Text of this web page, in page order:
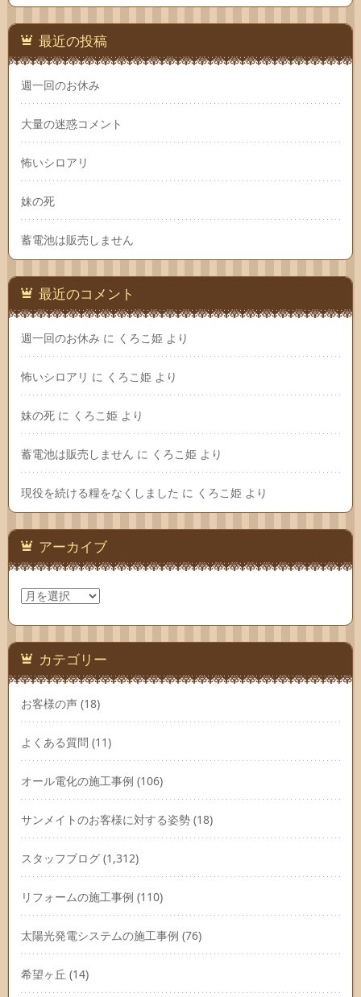
最近の投稿
週一回のお休み
大量の迷惑コメント
怖いシロアリ
妹の死
蓄電池は販売しません
最近のコメント
週一回のお休み に くろこ姫 より
怖いシロアリ に くろこ姫 より
妹の死 に くろこ姫 より
蓄電池は販売しません に くろこ姫 より
現役を続ける糧をなくしました に くろこ姫 より
アーカイブ
ア
ー
カ
ブ カテゴリー
お客様の声 (18)
よくある質問 (11)
オール電化の施工事例 (106)
サンメイトのお客様に対する姿勢 (18)
スタッフブログ (1,312)
リフォームの施工事例 (110)
太陽光発電システムの施工事例 (76)
希望ヶ丘 (14)